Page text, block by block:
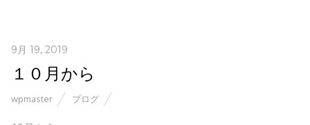
9月 19, 2019
１０月から
wpmaster ブログ